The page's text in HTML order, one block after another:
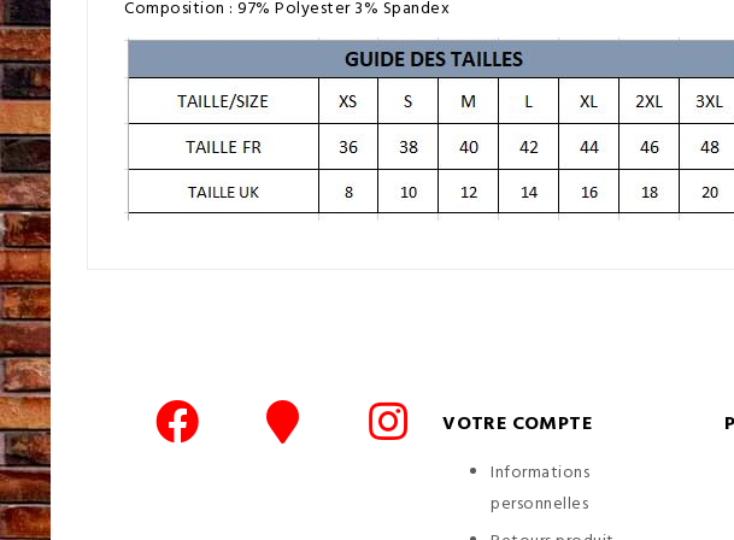
Composition : 97% Polyester 3% Spandex
VOTRE COMPTE
Informations
personnelles